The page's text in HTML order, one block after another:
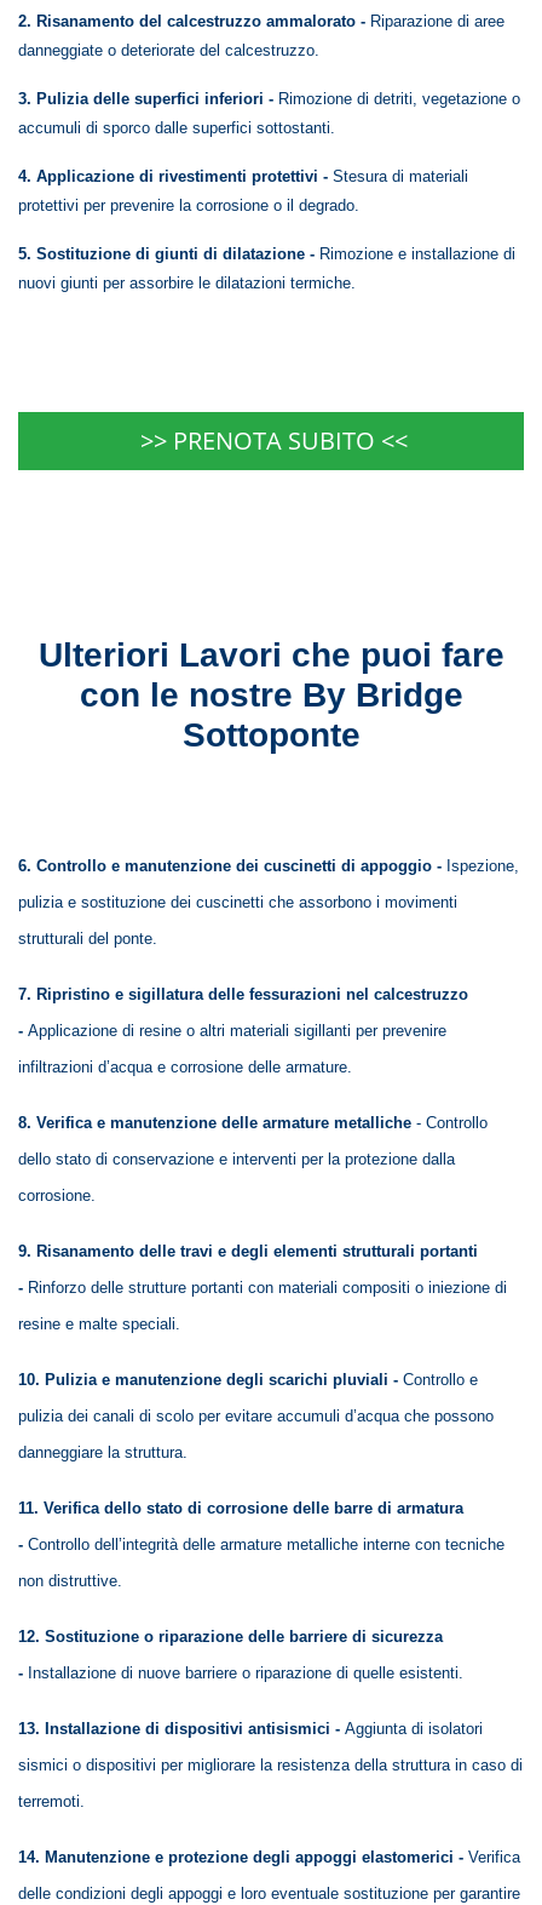
2. Risanamento del calcestruzzo ammalorato - Riparazione di aree
danneggiate o deteriorate del calcestruzzo.
3. Pulizia delle superfici inferiori - Rimozione di detriti, vegetazione o
accumuli di sporco dalle superfici sottostanti.
4. Applicazione di rivestimenti protettivi - Stesura di materiali
protettivi per prevenire la corrosione o il degrado.
5. Sostituzione di giunti di dilatazione - Rimozione e installazione di
nuovi giunti per assorbire le dilatazioni termiche.
>> PRENOTA SUBITO <<
Ulteriori Lavori che puoi fare
con le nostre By Bridge
Sottoponte
6. Controllo e manutenzione dei cuscinetti di appoggio - Ispezione,
pulizia e sostituzione dei cuscinetti che assorbono i movimenti
strutturali del ponte.
7. Ripristino e sigillatura delle fessurazioni nel calcestruzzo
- Applicazione di resine o altri materiali sigillanti per prevenire
infiltrazioni d’acqua e corrosione delle armature.
8. Verifica e manutenzione delle armature metalliche - Controllo
dello stato di conservazione e interventi per la protezione dalla
corrosione.
9. Risanamento delle travi e degli elementi strutturali portanti
- Rinforzo delle strutture portanti con materiali compositi o iniezione di
resine e malte speciali.
10. Pulizia e manutenzione degli scarichi pluviali - Controllo e
pulizia dei canali di scolo per evitare accumuli d’acqua che possono
danneggiare la struttura.
11. Verifica dello stato di corrosione delle barre di armatura
- Controllo dell’integrità delle armature metalliche interne con tecniche
non distruttive.
12. Sostituzione o riparazione delle barriere di sicurezza
- Installazione di nuove barriere o riparazione di quelle esistenti.
13. Installazione di dispositivi antisismici - Aggiunta di isolatori
sismici o dispositivi per migliorare la resistenza della struttura in caso di
terremoti.
14. Manutenzione e protezione degli appoggi elastomerici - Verifica
delle condizioni degli appoggi e loro eventuale sostituzione per garantire